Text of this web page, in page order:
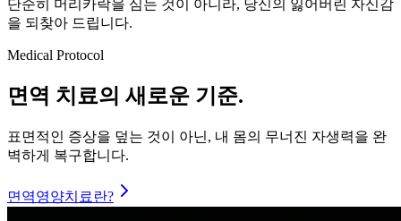
Medical Protocol
면역 치료의
표면적인 증상을 덮는 것이 아닌, 내 몸의 무너진 자생력을 완
면역영양치료란?